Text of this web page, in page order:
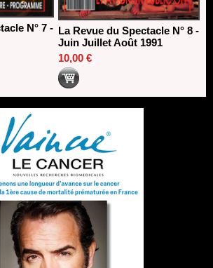
N° 7 - La Revue du Spectacle N° 8 -
Juin Juillet Août 1991
10,00 €